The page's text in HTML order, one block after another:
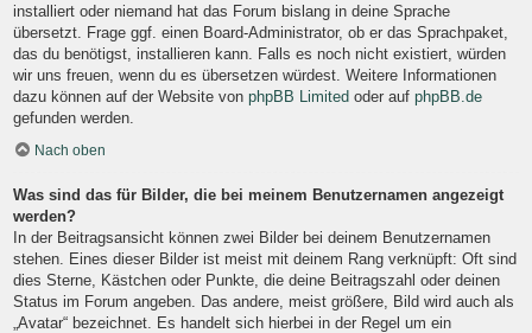
installiert oder niemand hat das Forum bislang in deine Sprache
übersetzt. Frage ggf. einen Board-Administrator, ob er das Sprachpaket,
das du benötigst, installieren kann. Falls es noch nicht existiert, würden
wir uns freuen, wenn du es übersetzen würdest. Weitere Informationen
dazu können auf der Website von phpBB Limited oder auf phpBB.de
gefunden werden.
Nach oben
Was sind das für Bilder, die bei meinem Benutzernamen angezeigt
werden?
In der Beitragsansicht können zwei Bilder bei deinem Benutzernamen
stehen. Eines dieser Bilder ist meist mit deinem Rang verknüpft: Oft sind
dies Sterne, Kästchen oder Punkte, die deine Beitragszahl oder deinen
Status im Forum angeben. Das andere, meist größere, Bild wird auch als
„Avatar“ bezeichnet. Es handelt sich hierbei in der Regel um ein